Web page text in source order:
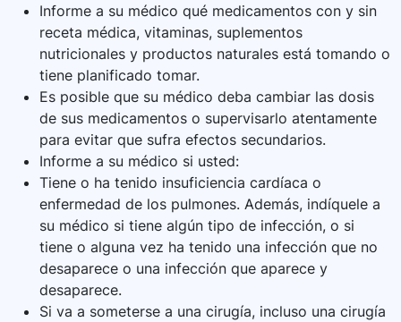
Informe a su médico qué medicamentos con y sin
receta médica, vitaminas, suplementos
nutricionales y productos naturales está tomando o
tiene planificado tomar.
Es posible que su médico deba cambiar las dosis
de sus medicamentos o supervisarlo atentamente
para evitar que sufra efectos secundarios.
Informe a su médico si usted:
Tiene o ha tenido insuficiencia cardíaca o
enfermedad de los pulmones. Además, indíquele a
su médico si tiene algún tipo de infección, o si
tiene o alguna vez ha tenido una infección que no
desaparece o una infección que aparece y
desaparece.
Si va a someterse a una cirugía, incluso una cirugía